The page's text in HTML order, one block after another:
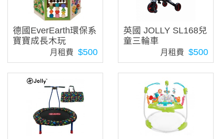
德國EverEarth環保系
寶寶成長木玩
月租費 $500
英國 JOLLY SL168兒
童三輪車
月租費 $500